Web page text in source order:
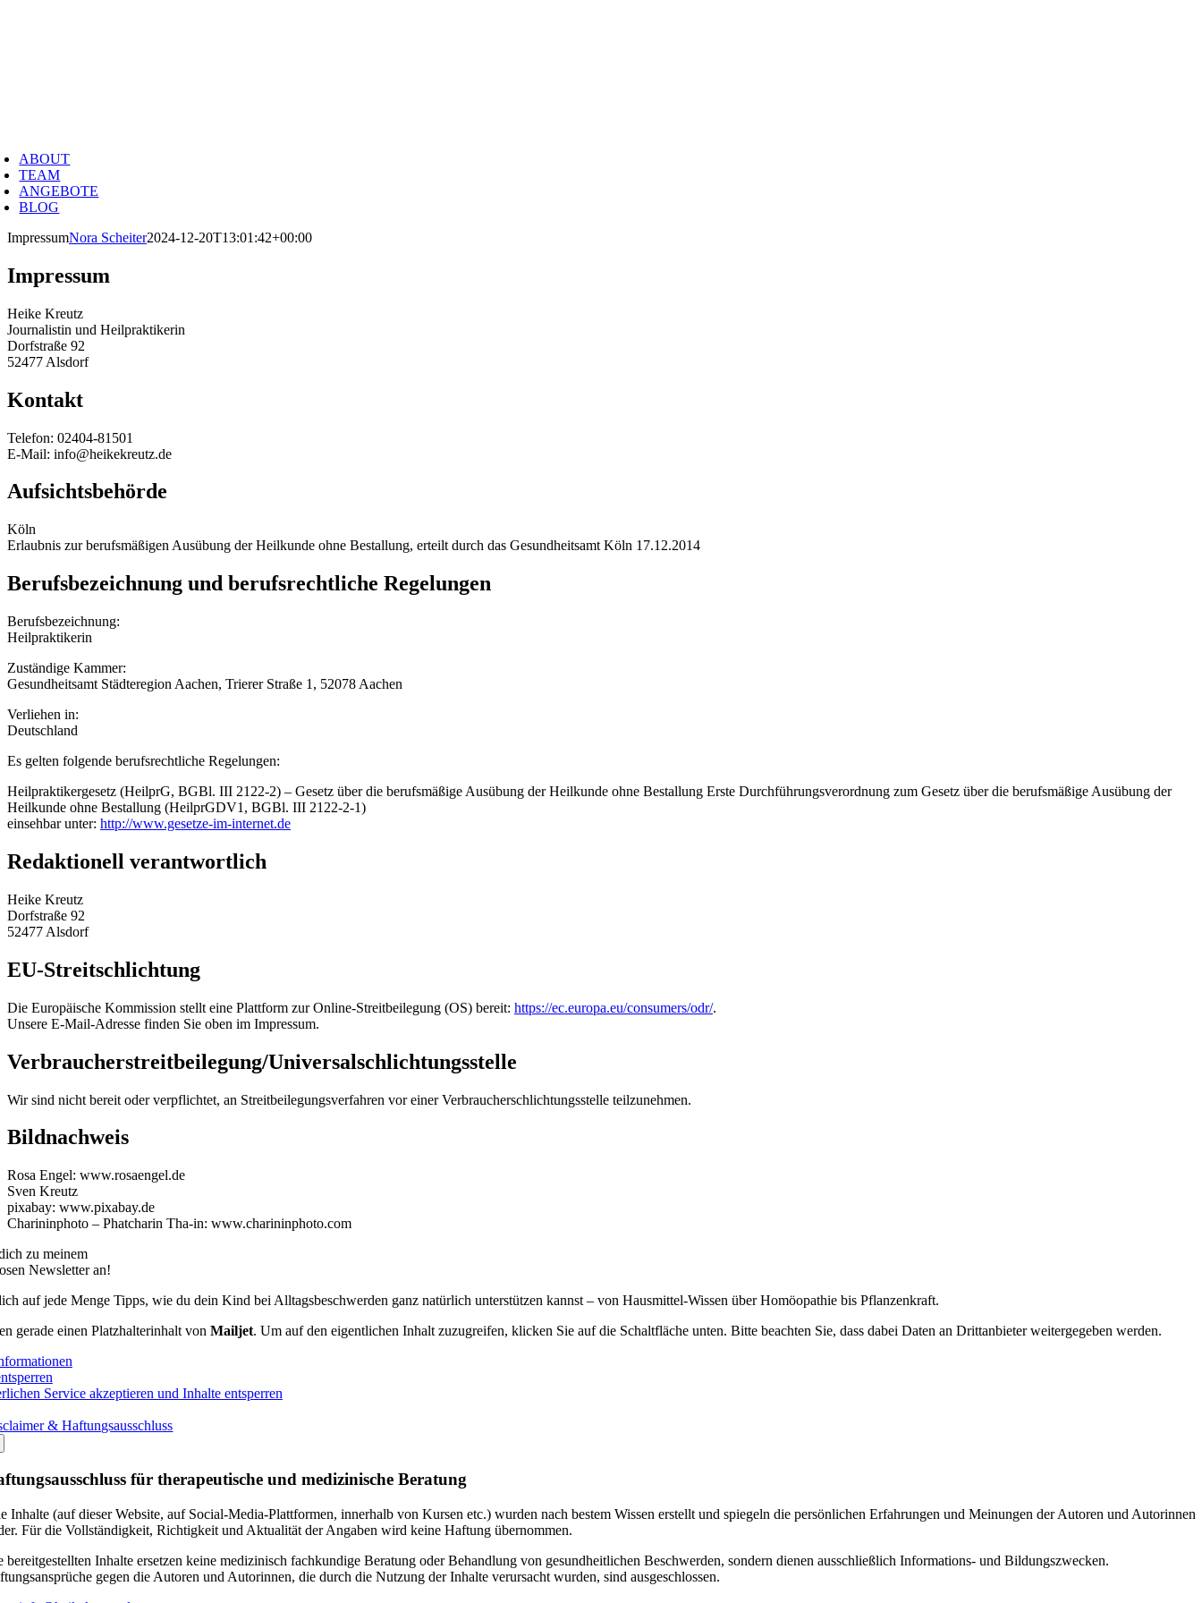
ABOUT
TEAM
ANGEBOTE
BLOG
ImpressumNora Scheiter2024-12-20T13:01:42+00:00
Impressum
Heike Kreutz
Journalistin und Heilpraktikerin
Dorfstraße 92
52477 Alsdorf
Kontakt
Telefon: 02404-81501
E-Mail: info@heikekreutz.de
Aufsichtsbehörde
Köln
Erlaubnis zur berufsmäßigen Ausübung der Heilkunde ohne Bestallung, erteilt durch das Gesundheitsamt Köln 17.12.2014
Berufsbezeichnung und berufsrechtliche Regelungen
Berufsbezeichnung:
Heilpraktikerin
Zuständige Kammer:
Gesundheitsamt Städteregion Aachen, Trierer Straße 1, 52078 Aachen
Verliehen in:
Deutschland
Es gelten folgende berufsrechtliche Regelungen:
Heilpraktikergesetz (HeilprG, BGBl. III 2122-2) – Gesetz über die berufsmäßige Ausübung der Heilkunde ohne Bestallung Erste Durchführungsverordnung zum Gesetz über die berufsmäßige Ausübung der
Heilkunde ohne Bestallung (HeilprGDV1, BGBl. III 2122-2-1)
einsehbar unter: http://www.gesetze-im-internet.de
Redaktionell verantwortlich
Heike Kreutz
Dorfstraße 92
52477 Alsdorf
EU-Streitschlichtung
Die Europäische Kommission stellt eine Plattform zur Online-Streitbeilegung (OS) bereit: https://ec.europa.eu/consumers/odr/.
Unsere E-Mail-Adresse finden Sie oben im Impressum.
Verbraucher­streit­beilegung/Universal­schlichtungs­stelle
Wir sind nicht bereit oder verpflichtet, an Streitbeilegungsverfahren vor einer Verbraucherschlichtungsstelle teilzunehmen.
Bildnachweis
Rosa Engel: www.rosaengel.de
Sven Kreutz
pixabay: www.pixabay.de
Charininphoto – Phatcharin Tha-in: www.charininphoto.com
zu meinem
Newsletter an!
auf jede Menge Tipps, wie du dein Kind bei Alltagsbeschwerden ganz natürlich unterstützen kannst – von Hausmittel-Wissen über Homöopathie bis Pflanzenkraft.
gerade einen Platzhalterinhalt von Mailjet. Um auf den eigentlichen Inhalt zuzugreifen, klicken Sie auf die Schaltfläche unten. Bitte beachten Sie, dass dabei Daten an Drittanbieter weitergegeben werden.
Service akzeptieren und Inhalte entsperren
& Haftungsausschluss
für therapeutische und medizinische Beratung
Inhalte (auf dieser Website, auf Social-Media-Plattformen, innerhalb von Kursen etc.) wurden nach bestem Wissen erstellt und spiegeln die persönlichen Erfahrungen und Meinungen der Autoren und Autorinnen
Für die Vollständigkeit, Richtigkeit und Aktualität der Angaben wird keine Haftung übernommen.
bereitgestellten Inhalte ersetzen keine medizinisch fachkundige Beratung oder Behandlung von gesundheitlichen Beschwerden, sondern dienen ausschließlich Informations- und Bildungszwecken.
gegen die Autoren und Autorinnen, die durch die Nutzung der Inhalte verursacht wurden, sind ausgeschlossen.